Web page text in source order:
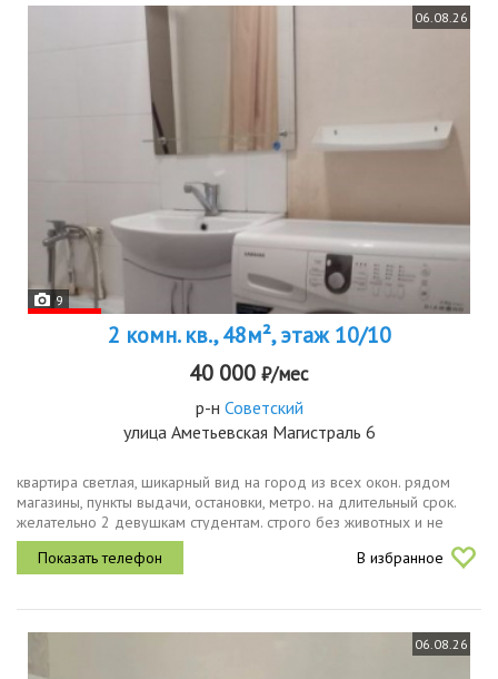
06.08.26
9
2 комн. кв., 48м², этаж 10/10
40 000 ₽/мес
р-н Советский
улица Аметьевская Магистраль 6
квартира светлая, шикарный вид на город из всех окон. рядом
магазины, пункты выдачи, остановки, метро. на длительный срок.
желательно 2 девушкам студентам. строго без животных и не
курящим. жк с индивидуальным отоплением огромная экономия.
В избранное
06.08.26